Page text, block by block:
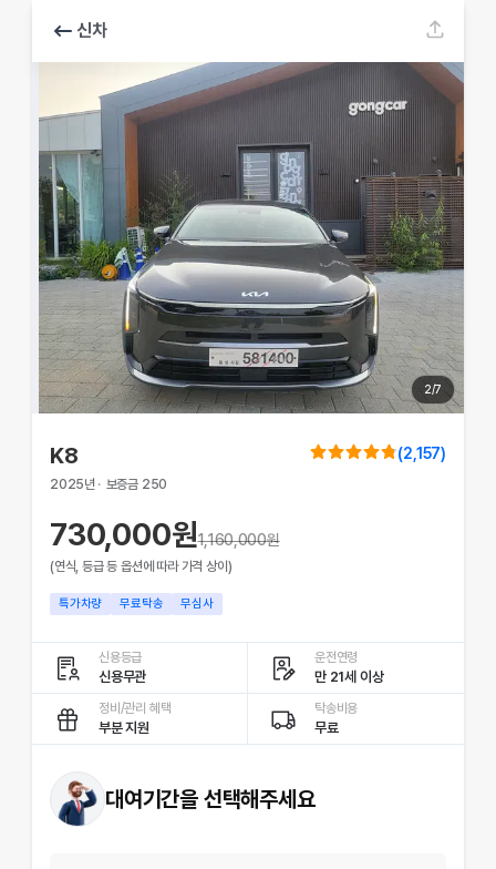
신차
2/7
K8 (2,157)
2025년 · 보증금 250
730,000원1,160,000원
(연식, 등급 등 옵션에 따라 가격 상이)
특가차량 무료탁송 무심사
신용등급
신용무관
운전연령
만 21세 이상
정비/관리 혜택
부분 지원
탁송비용
무료
대여기간을 선택해주세요